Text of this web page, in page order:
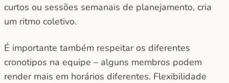
curtos ou sessões semanais de planejamento, cria
um ritmo coletivo.
É importante também respeitar os diferentes
cronotipos na equipe – alguns membros podem
render mais em horários diferentes. Flexibilidade